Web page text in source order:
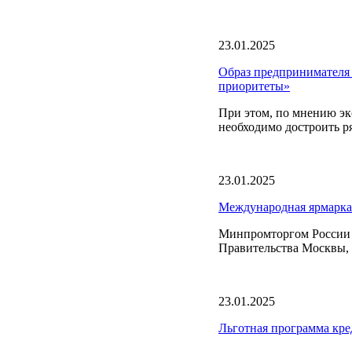
23.01.2025
Образ
приоритеты»
При этом, по мнению
необходимо достроить
23.01.2025
Международная
Минпромторгом России
Правительства
23.01.2025
Льготная программа